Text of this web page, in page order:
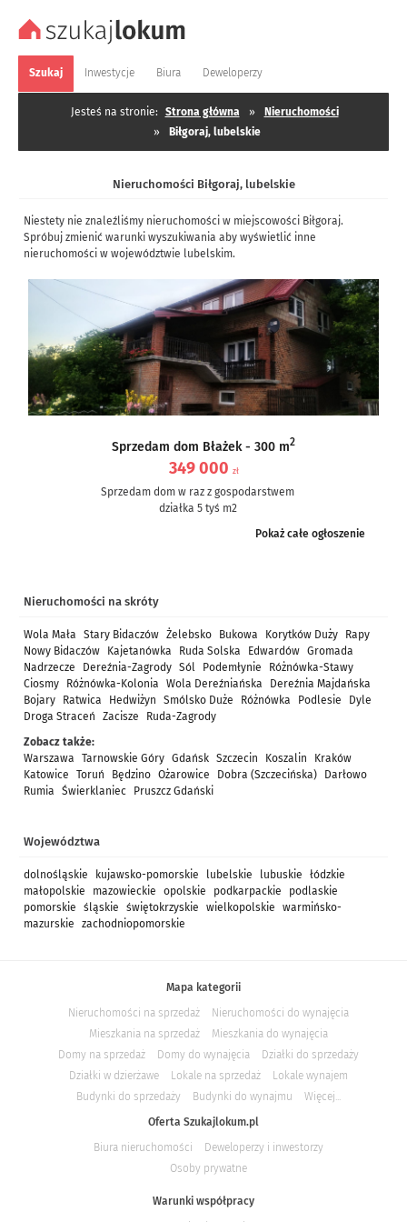
Szukaj Inwestycje Biura Deweloperzy
Jesteś na stronie: Strona główna »
Nieruchomości
»
Biłgoraj, lubelskie
Nieruchomości Biłgoraj, lubelskie
Niestety nie znaleźliśmy nieruchomości w miejscowości Biłgoraj.
Spróbuj zmienić warunki wyszukiwania aby wyświetlić inne
nieruchomości w województwie lubelskim.
Sprzedam dom Błażek - 300 m2
349 000 zł
Sprzedam dom w raz z gospodarstwem
działka 5 tyś m2
Pokaż całe ogłoszenie
Nieruchomości na skróty
Wola Mała Stary Bidaczów Żelebsko Bukowa Korytków Duży
Rapy
Nowy Bidaczów
Kajetanówka Ruda Solska Edwardów Gromada
Nadrzecze
Dereźnia-Zagrody Sól Podemłynie
Różnówka-Stawy
Ciosmy
Różnówka-Kolonia Wola Dereźniańska
Dereźnia Majdańska
Bojary
Ratwica Hedwiżyn Smólsko Duże Różnówka Podlesie
Dyle
Droga Straceń
Zacisze
Ruda-Zagrody
Zobacz także:
Warszawa
Tarnowskie Góry Gdańsk Szczecin Koszalin
Kraków
Katowice
Toruń Będzino Ożarowice Dobra (Szczecińska)
Darłowo
Rumia
Świerklaniec Pruszcz Gdański
Województwa
dolnośląskie kujawsko-pomorskie lubelskie lubuskie
łódzkie
małopolskie
mazowieckie opolskie podkarpackie
podlaskie
pomorskie
śląskie świętokrzyskie wielkopolskie
warmińsko-
mazurskie
zachodniopomorskie
Mapa kategorii
Nieruchomości na sprzedaż
Nieruchomości do wynajęcia
Mieszkania na sprzedaż
Mieszkania do wynajęcia
Domy na sprzedaż
Domy do wynajęcia
Działki do sprzedaży
Działki w dzierżawe
Lokale na sprzedaż
Lokale wynajem
Budynki do sprzedaży
Budynki do wynajmu
Więcej...
Oferta Szukajlokum.pl
Biura nieruchomości
Deweloperzy i inwestorzy
Osoby prywatne
Warunki współpracy